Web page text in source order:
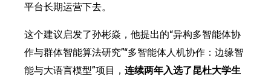
平台长期运营下去。
这个建议启发了孙彬焱，他提出的“异构多智能体协
作与群体智能算法研究”“多智能体人机协作：边缘智
能与大语言模型”项目， 连续两年入选了昆杜大学生